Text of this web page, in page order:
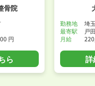
骨院
円
ら
勤務地
埼
最寄駅
戸
月給
詳